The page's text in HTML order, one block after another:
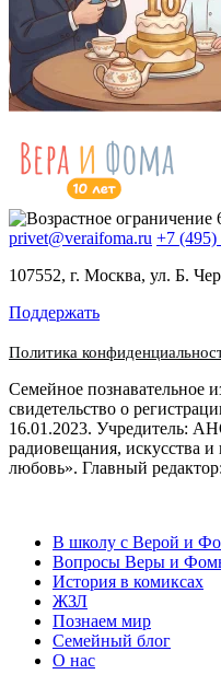
privet@veraifoma.ru +7 (495)
107552, г. Москва, ул. Б.
Поддержать
Политика
Семейное
свидетельство о
16.01.2023. Учредитель:
радиовещания, искусства
любовь». Главный
В школу с Верой и
Вопросы Веры и
История в комиксах
ЖЗЛ
Познаем мир
Семейный блог
О нас